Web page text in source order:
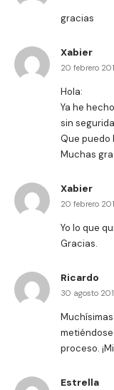
gracias
Xabier
20 febrero
Hola:
Ya he
sin
Que puedo
Muchas
Xabier
20 febrero
Yo lo que
Gracias.
Ricardo
30 agosto
proceso.
Estrella